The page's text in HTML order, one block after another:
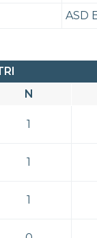
ASD
N
1
1
1